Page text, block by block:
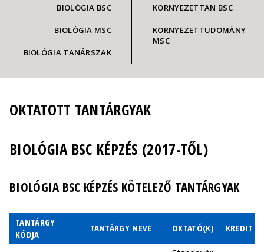
BIOLÓGIA BSC
BIOLÓGIA MSC
BIOLÓGIA TANÁRSZAK
KÖRNYEZETTAN BSC
KÖRNYEZETTUDOMÁNY
MSC
OKTATOTT TANTÁRGYAK
BIOLÓGIA BSC KÉPZÉS (2017-TŐL)
BIOLÓGIA BSC KÉPZÉS KÖTELEZŐ TANTÁRGYAK
TANTÁRGY
KÓDJA
TANTÁRGY NEVE OKTATÓ(K) KREDIT